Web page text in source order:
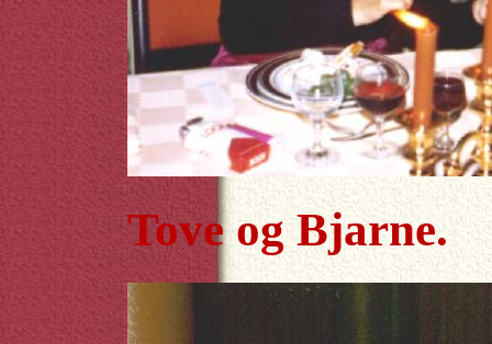
Tove og Bjarne.